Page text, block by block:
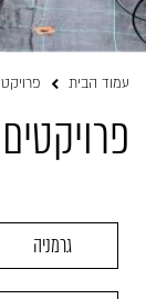
עמוד הבית
גרמניה